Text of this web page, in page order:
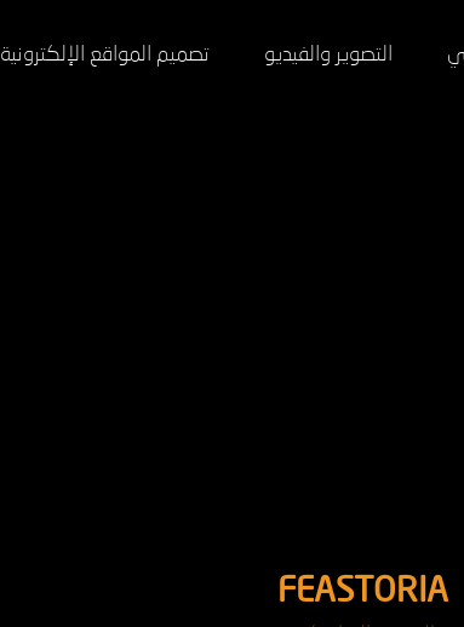
التصوير والفيديو تصميم المواقع الإلكترونية
FEASTORIA